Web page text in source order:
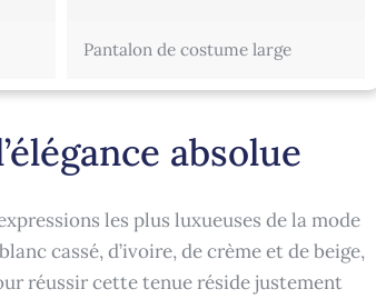
Pantalon de costume large
absolue
les plus luxueuses de la mode
cassé, d’ivoire, de crème et de beige,
réussir cette tenue réside justement